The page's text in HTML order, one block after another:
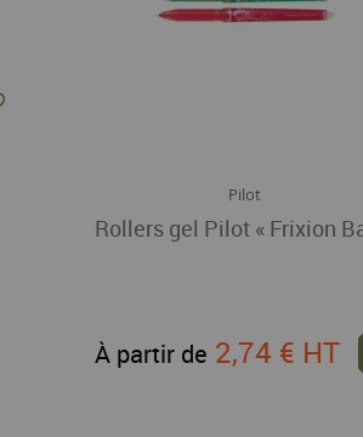
Pilot
Rollers gel Pilot « Frixion
À partir de 2,74 € HT